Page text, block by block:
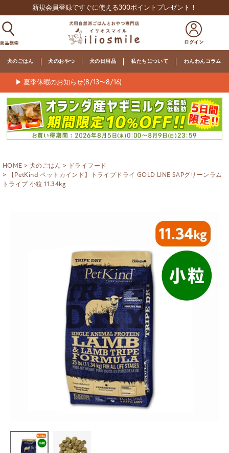
新規会員登録ですぐに使える300ポイントプレゼント！
犬のごはん 犬のおやつ 犬の日用品 私たちについて わんわんコラム
▶ 夏季休暇のお知らせ(8/13〜8/16)
HOME 犬のごはん
ドライフード
【PetKind ペットカインド】トライプドライ GOLD LINE SAPグリーンラム
トライプ 小粒 11.34kg